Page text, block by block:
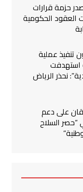
حزمة قرارات
الحكومية
تنفيذ عملية
نحذر الرياض
على دعم
“حصر السلاح